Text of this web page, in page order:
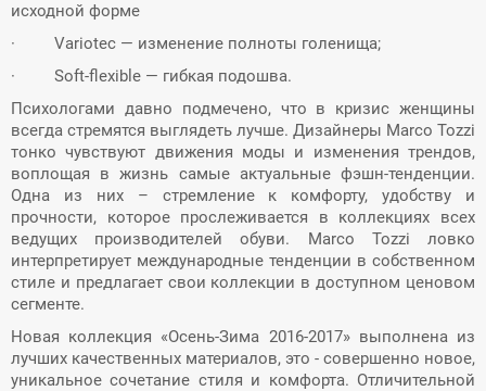
исходной форме
·
Variotec — изменение полноты голенища;
·
Soft-flexible — гибкая подошва.
Психологами давно подмечено, что в кризис женщины
всегда стремятся выглядеть лучше. Дизайнеры Marco Tozzi
тонко чувствуют движения моды и изменения трендов,
воплощая в жизнь самые актуальные фэшн-тенденции.
Одна из них – стремление к комфорту, удобству и
прочности, которое прослеживается в коллекциях всех
ведущих производителей обуви. Marco Tozzi ловко
интерпретирует международные тенденции в собственном
стиле и предлагает свои коллекции в доступном ценовом
сегменте.
Новая коллекция «Осень-Зима 2016-2017» выполнена из
лучших качественных материалов, это - совершенно новое,
уникальное сочетание стиля и комфорта. Отличительной